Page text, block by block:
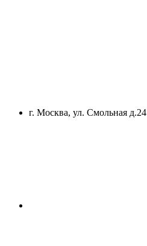
г. Москва, ул. Смольная д.24